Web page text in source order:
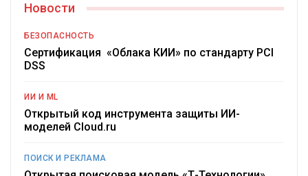
Новости
БЕЗОПАСНОСТЬ
Сертификация «Облака КИИ» по стандарту PCI
DSS
ИИ И ML
Открытый код инструмента защиты ИИ-
моделей Cloud.ru
ПОИСК И РЕКЛАМА